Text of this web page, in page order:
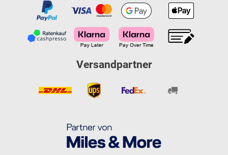
Versandpartner